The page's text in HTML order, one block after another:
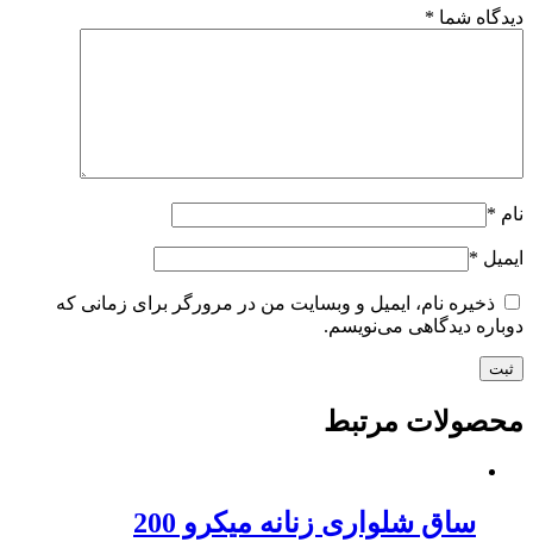
دیدگاه شما *
نام *
ایمیل *
ذخیره نام، ایمیل و وبسایت من در مرورگر برای زمانی که
دوباره دیدگاهی می‌نویسم.
محصولات مرتبط
ساق شلواری زنانه میکرو 200